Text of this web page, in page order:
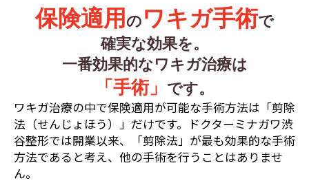
保険適用のワキガ手術で
確実な効果を。
一番効果的なワキガ治療は
「手術」 です。
ワキガ治療の中で保険適用が可能な手術方法は「剪除
法（せんじょほう）」だけです。ドクターミナガワ渋
谷整形では開業以来、「剪除法」が最も効果的な手術
方法であると考え、他の手術を行うことはありませ
ん。